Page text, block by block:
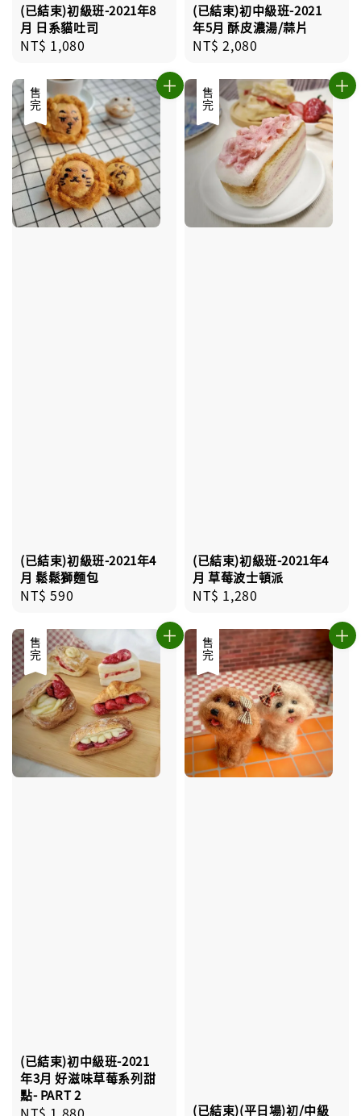
(已結束)初級班-2021年8
月 日系貓吐司
Regular
NT$ 1,080
(已結束)初中級班-2021
年5月 酥皮濃湯/蒜片
Regular
NT$ 2,080
售完
(已結束)初級班-2021年4
月 鬆鬆獅麵包
Regular
NT$ 590
售完
(已結束)初級班-2021年4
月 草莓波士頓派
Regular
NT$ 1,280
售完
(已結束)初中級班-2021
年3月 好滋味草莓系列甜
點- PART 2
售完
(已結束)(平日場)初/中級